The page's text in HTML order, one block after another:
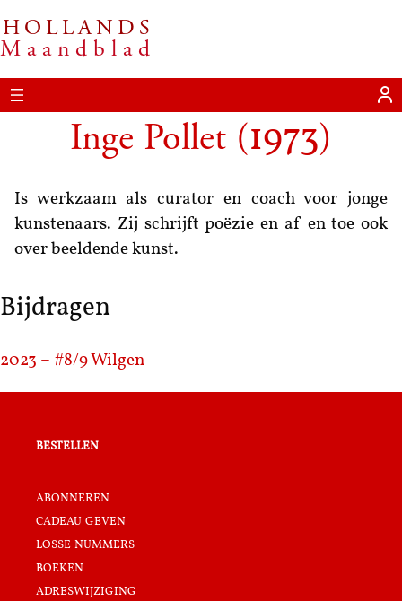
HOLLANDS
Maandblad
Inge Pollet (1973)
Is werkzaam als curator en coach voor jonge
kunstenaars. Zij schrijft poëzie en af en toe ook
over beeldende kunst.
Bijdragen
2023 – #8/9 Wilgen
bestellen
abonneren
cadeau geven
losse nummers
boeken
adreswijziging